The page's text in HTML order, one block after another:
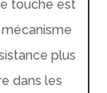
touche est
plus
dans les